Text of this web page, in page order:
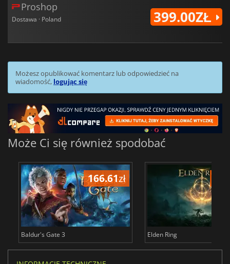
Proshop
Dostawa · Poland 399.00ZŁ
Możesz opublikować komentarz lub odpowiedzieć na
wiadomość, logując się
Może Ci się również spodobać
166.61zł
Baldur's Gate 3 Elden Ring